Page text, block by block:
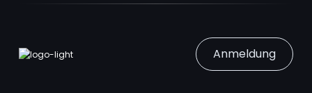
Anmeldung